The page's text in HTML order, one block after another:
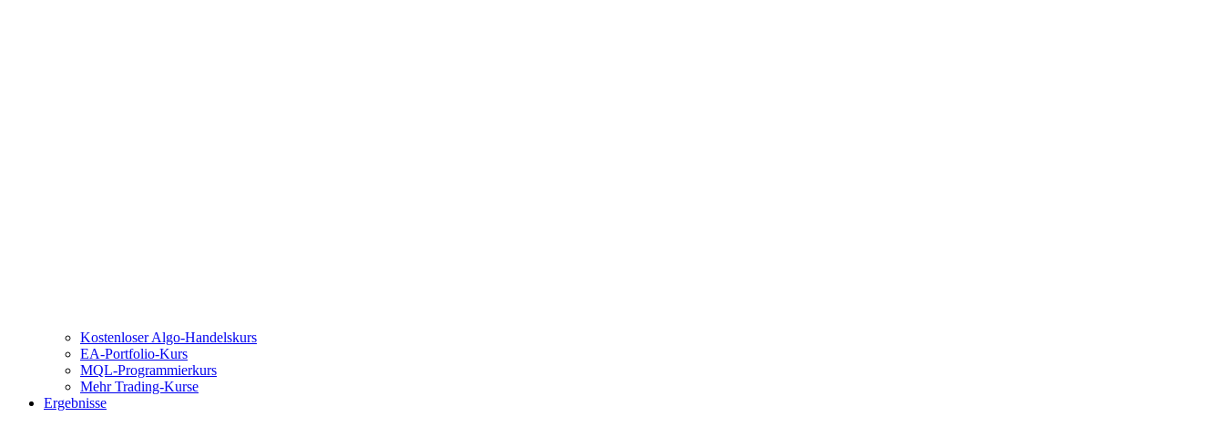
Kostenloser Algo-Handelskurs
EA-Portfolio-Kurs
MQL-Programmierkurs
Mehr Trading-Kurse
Ergebnisse